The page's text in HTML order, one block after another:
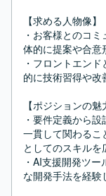
【求める人物像】
・お客様とのコ
体的に提案や合意
・フロントエン
的に技術習得や改
【ポジションの魅
・要件定義から
一貫して関わるこ
としてのスキルを
・AI支援開発ツ
な開発手法を経験